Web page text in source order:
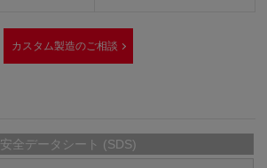
カスタム製造のご相談
安全データシート (SDS)